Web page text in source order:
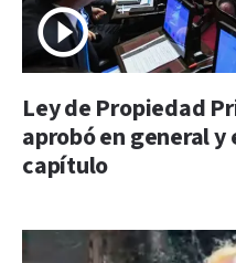
Ley de Propiedad
aprobó en general
capítulo